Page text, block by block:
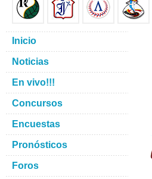
Inicio
Noticias
En vivo!!!
Concursos
Encuestas
Pronósticos
Foros